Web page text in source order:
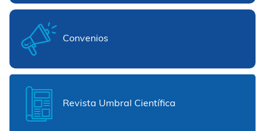
Convenios
Revista Umbral Científica